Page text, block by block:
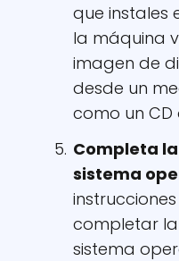
que instales
la máquina
imagen de
desde un
como un CD
Completa
sistema
completar
sistema